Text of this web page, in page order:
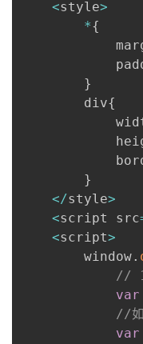
<style>
*{
}
        div
{
}
</style>
<script src
<script>
        window
.
// 1.
var
//如
var